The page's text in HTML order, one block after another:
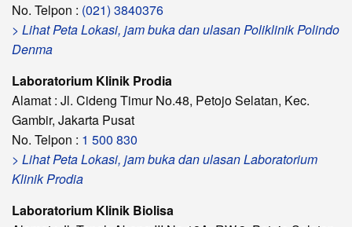
No. Telpon : (021) 3840376
> Lihat Peta Lokasi, jam buka dan ulasan Poliklinik Polindo
Denma
Laboratorium Klinik Prodia
Alamat : Jl. Cideng Timur No.48, Petojo Selatan, Kec.
Gambir, Jakarta Pusat
No. Telpon : 1 500 830
> Lihat Peta Lokasi, jam buka dan ulasan Laboratorium
Klinik Prodia
Laboratorium Klinik Biolisa